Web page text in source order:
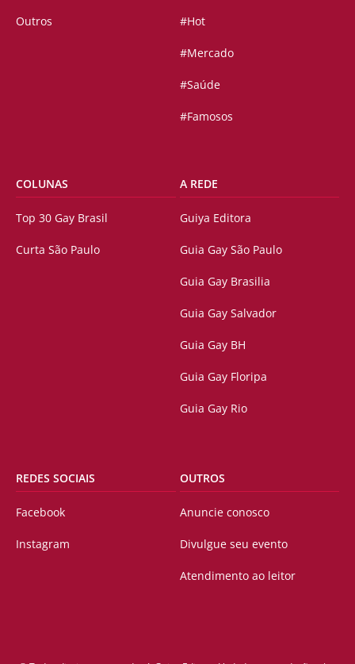
Outros #Hot
#Mercado
#Saúde
#Famosos
COLUNAS
Top 30 Gay Brasil
Curta São Paulo
A REDE
Guiya Editora
Guia Gay São Paulo
Guia Gay Brasilia
Guia Gay Salvador
Guia Gay BH
Guia Gay Floripa
Guia Gay Rio
REDES SOCIAIS
Facebook
Instagram
OUTROS
Anuncie conosco
Divulgue seu evento
Atendimento ao leitor